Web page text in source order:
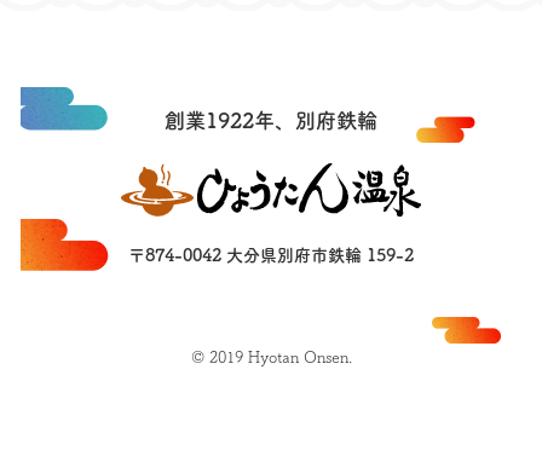
創業1922年、別府鉄輪
〒874-0042 大分県別府市鉄輪 159-2
© 2019 Hyotan Onsen.